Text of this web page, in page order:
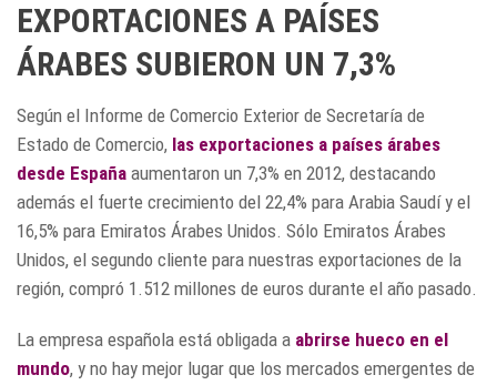
EXPORTACIONES A PAÍSES
ÁRABES SUBIERON UN 7,3%
Según el Informe de Comercio Exterior de Secretaría de
Estado de Comercio, las exportaciones a países árabes
desde España aumentaron un 7,3% en 2012, destacando
además el fuerte crecimiento del 22,4% para Arabia Saudí y el
16,5% para Emiratos Árabes Unidos. Sólo Emiratos Árabes
Unidos, el segundo cliente para nuestras exportaciones de la
región, compró 1.512 millones de euros durante el año pasado.
La empresa española está obligada a abrirse hueco en el
mundo, y no hay mejor lugar que los mercados emergentes de